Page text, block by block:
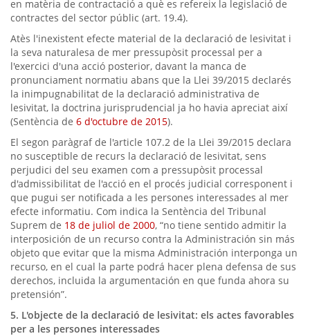
en matèria de contractació a què es refereix la legislació de
contractes del sector públic (art. 19.4).
Atès l'inexistent efecte material de la declaració de lesivitat i
la seva naturalesa de mer pressupòsit processal per a
l'exercici d'una acció posterior, davant la manca de
pronunciament normatiu abans que la Llei 39/2015 declarés
la inimpugnabilitat de la declaració administrativa de
lesivitat, la doctrina jurisprudencial ja ho havia apreciat així
(Sentència de 6 d'octubre de 2015).
El segon paràgraf de l'article 107.2 de la Llei 39/2015 declara
no susceptible de recurs la declaració de lesivitat, sens
perjudici del seu examen com a pressupòsit processal
d'admissibilitat de l'acció en el procés judicial corresponent i
que pugui ser notificada a les persones interessades al mer
efecte informatiu. Com indica la Sentència del Tribunal
Suprem de 18 de juliol de 2000, “no tiene sentido admitir la
interposición de un recurso contra la Administración sin más
objeto que evitar que la misma Administración interponga un
recurso, en el cual la parte podrá hacer plena defensa de sus
derechos, incluida la argumentación en que funda ahora su
pretensión”.
5. L'objecte de la declaració de lesivitat: els actes favorables
per a les persones interessades